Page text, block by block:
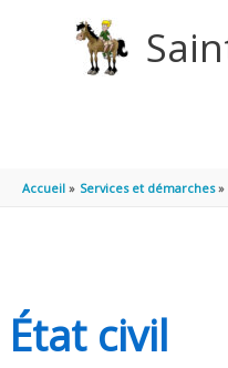
Accueil Services et démarches
État civil